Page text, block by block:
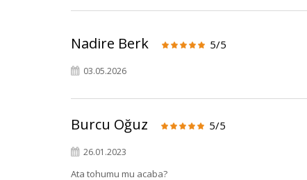
Nadire Berk 5/5
03.05.2026
Burcu Oğuz 5/5
26.01.2023
Ata tohumu mu acaba?